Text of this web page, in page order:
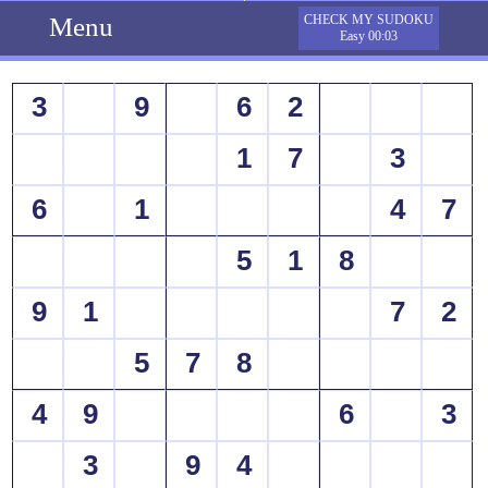
Menu
CHECK MY SUDOKU
Easy 00:03
3 9 6
2
1
7
3
6
1 4
7
5
1
8
9
1 7
2
5
7
8
4
9 6
3
3
9
4